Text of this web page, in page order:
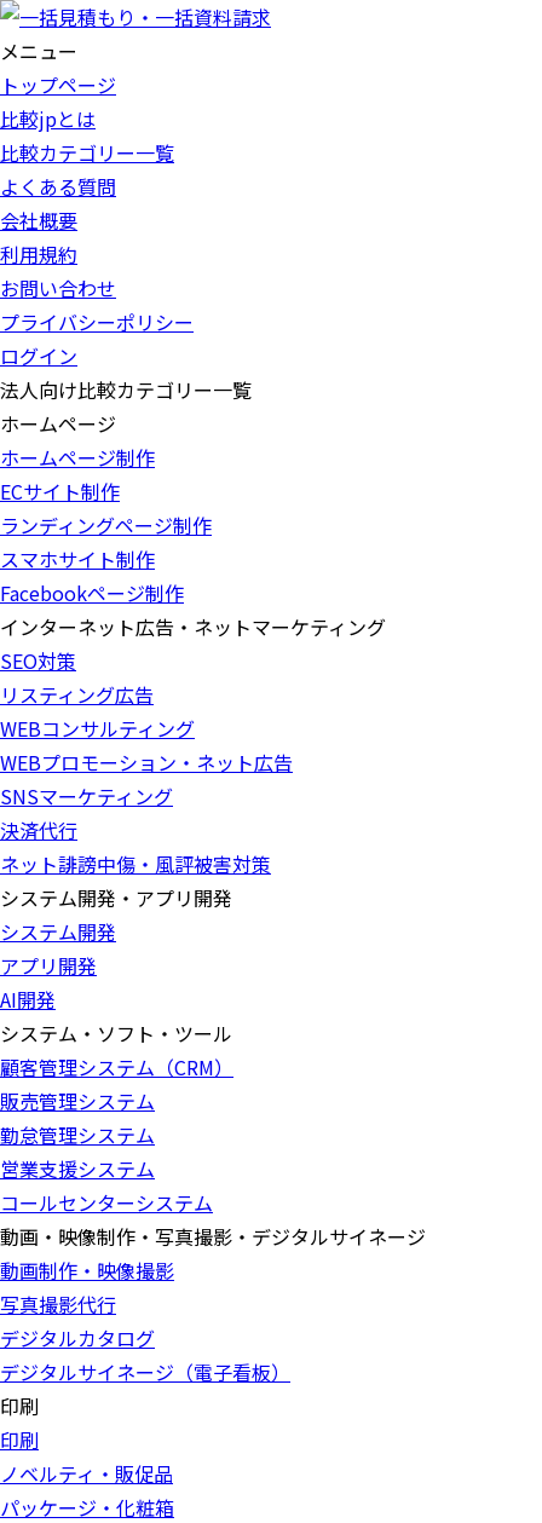
メニュー
トップページ
比較jpとは
比較カテゴリー一覧
よくある質問
会社概要
利用規約
お問い合わせ
プライバシーポリシー
ログイン
法人向け比較カテゴリー一覧
ホームページ
ホームページ制作
ECサイト制作
ランディングページ制作
スマホサイト制作
Facebookページ制作
インターネット広告・ネットマーケティング
SEO対策
リスティング広告
WEBコンサルティング
WEBプロモーション・ネット広告
SNSマーケティング
決済代行
ネット誹謗中傷・風評被害対策
システム開発・アプリ開発
システム開発
アプリ開発
AI開発
システム・ソフト・ツール
顧客管理システム（CRM）
販売管理システム
勤怠管理システム
営業支援システム
コールセンターシステム
動画・映像制作・写真撮影・デジタルサイネージ
動画制作・映像撮影
写真撮影代行
デジタルカタログ
デジタルサイネージ（電子看板）
印刷
印刷
ノベルティ・販促品
パッケージ・化粧箱